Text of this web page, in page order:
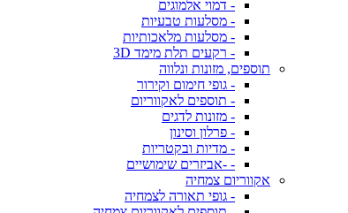
- דמוי אלמוגים
- מסלעות טבעיות
- מסלעות מלאכותיות
- רקעים תלת מימד 3D
תוספים, מזונות ונלווה
- גופי חימום וקירור
- תוספים לאקווריום
- מזונות לדגים
- פרלון וסינון
- מדיות ובקטריות
- -אביזרים שימושיים
אקווריום צמחיה
- גופי תאורה לצמחיה